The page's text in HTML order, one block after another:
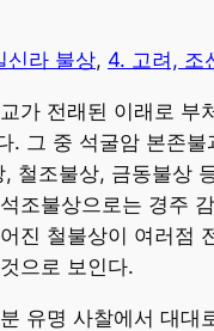
신라 불상, 4. 고려, 조
가 전래된 이래로
. 그 중 석굴암 본존
철조불상, 금동불상
조불상으로는 경주
진 철불상이 여러점
으로 보인다.
유명 사찰에서 대